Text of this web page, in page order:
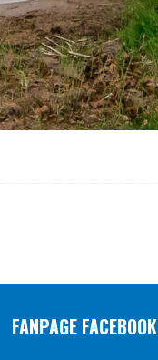
FANPAGE FACEBOOK